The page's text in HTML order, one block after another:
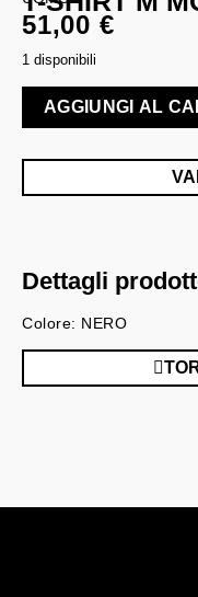
51,00 €
1 disponibili
AGGIUNGI AL
Dettagli
Colore: NERO